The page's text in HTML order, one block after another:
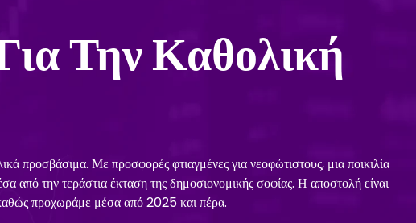
Την Καθολική
προσβάσιμα. Με προσφορές φτιαγμένες για νεοφώτιστους, μια ποικιλία
την τεράστια έκταση της δημοσιονομικής σοφίας. Η αποστολή είναι
προχωράμε μέσα από 2025 και πέρα.